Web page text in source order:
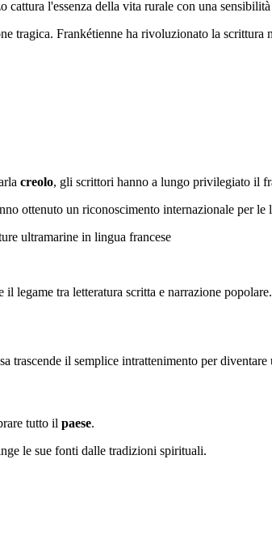
cattura l'essenza della vita rurale con una
tragica. Frankétienne ha rivoluzionato la scrittura
creolo, gli scrittori hanno a lungo privilegiato il
ottenuto un riconoscimento internazionale per
ultramarine in lingua francese
legame tra letteratura scritta e narrazione popolare.
il semplice intrattenimento per
tutto il paese.
le sue fonti dalle tradizioni spirituali.